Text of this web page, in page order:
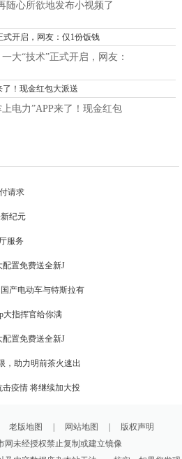
随心所欲地发布小视频了
大“技术”正式开启，网友：
电力”APP来了！现金红包
请求
纪元
服务
配置免费送全新J
产电动车与特斯拉有
大指挥官给你满
配置免费送全新J
，助力明前茶火速出
疫情 将继续加大投
老版地图 网站地图
版权声明
网未经授权禁止复制或建立镜像